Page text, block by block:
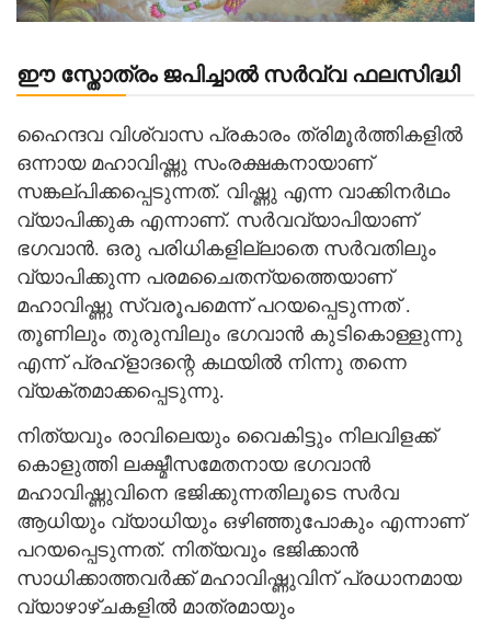
ഈ സ്തോത്രം ജപിച്ചാൽ സർവ്വ ഫലസിദ്ധി
ഹൈന്ദവ വിശ്വാസ പ്രകാരം ത്രിമൂർത്തികളിൽ
ഒന്നായ മഹാവിഷ്ണു സംരക്ഷകനായാണ്
സങ്കല്പിക്കപ്പെടുന്നത്. വിഷ്ണു എന്ന വാക്കിനർഥം
വ്യാപിക്കുക എന്നാണ്. സർവവ്യാപിയാണ്
ഭഗവാൻ. ഒരു പരിധികളില്ലാതെ സർവതിലും
വ്യാപിക്കുന്ന പരമചൈതന്യത്തെയാണ്
മഹാവിഷ്ണു സ്വരൂപമെന്ന് പറയപ്പെടുന്നത് .
തൂണിലും തുരുമ്പിലും ഭഗവാൻ കുടികൊള്ളുന്നു
എന്ന് പ്രഹ്ളാദന്റെ കഥയിൽ നിന്നു തന്നെ
വ്യക്തമാക്കപ്പെടുന്നു.
നിത്യവും രാവിലെയും വൈകിട്ടും നിലവിളക്ക്
കൊളുത്തി ലക്ഷ്മീസമേതനായ ഭഗവാൻ
മഹാവിഷ്ണുവിനെ ഭജിക്കുന്നതിലൂടെ സർവ
ആധിയും വ്യാധിയും ഒഴിഞ്ഞുപോകും എന്നാണ്
പറയപ്പെടുന്നത്. നിത്യവും ഭജിക്കാൻ
സാധിക്കാത്തവർക്ക് മഹാവിഷ്ണുവിന് പ്രധാനമായ
വ്യാഴാഴ്ചകളിൽ മാത്രമായും